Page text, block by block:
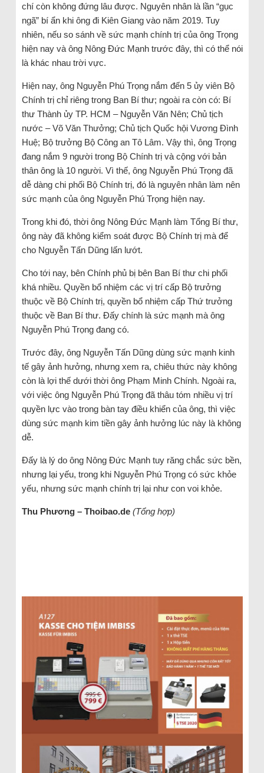
chí còn không đứng lâu được. Nguyên nhân là lần “gục
ngã” bí ẩn khi ông đi Kiên Giang vào năm 2019. Tuy
nhiên, nếu so sánh về sức mạnh chính trị của ông Trọng
hiện nay và ông Nông Đức Mạnh trước đây, thì có thể nói
là khác nhau trời vực.
Hiện nay, ông Nguyễn Phú Trọng nắm đến 5 ủy viên Bộ
Chính trị chỉ riêng trong Ban Bí thư; ngoài ra còn có: Bí
thư Thành ủy TP. HCM – Nguyễn Văn Nên; Chủ tịch
nước – Võ Văn Thưởng; Chủ tịch Quốc hội Vương Đình
Huệ; Bộ trưởng Bộ Công an Tô Lâm. Vậy thì, ông Trọng
đang nắm 9 người trong Bộ Chính trị và cộng với bản
thân ông là 10 người. Vì thế, ông Nguyễn Phú Trọng đã
dễ dàng chi phối Bộ Chính trị, đó là nguyên nhân làm nên
sức mạnh của ông Nguyễn Phú Trọng hiện nay.
Trong khi đó, thời ông Nông Đức Mạnh làm Tổng Bí thư,
ông này đã không kiểm soát được Bộ Chính trị mà để
cho Nguyễn Tấn Dũng lấn lướt.
Cho tới nay, bên Chính phủ bị bên Ban Bí thư chi phối
khá nhiều. Quyền bổ nhiệm các vị trí cấp Bộ trưởng
thuộc về Bộ Chính trị, quyền bổ nhiệm cấp Thứ trưởng
thuộc về Ban Bí thư. Đấy chính là sức mạnh mà ông
Nguyễn Phú Trọng đang có.
Trước đây, ông Nguyễn Tấn Dũng dùng sức mạnh kinh
tế gây ảnh hưởng, nhưng xem ra, chiêu thức này không
còn là lợi thế dưới thời ông Phạm Minh Chính. Ngoài ra,
với việc ông Nguyễn Phú Trọng đã thâu tóm nhiều vị trí
quyền lực vào trong bàn tay điều khiển của ông, thì việc
dùng sức mạnh kim tiền gây ảnh hưởng lúc này là không
dễ.
Đấy là lý do ông Nông Đức Mạnh tuy răng chắc sức bền,
nhưng lại yếu, trong khi Nguyễn Phú Trọng có sức khỏe
yếu, nhưng sức mạnh chính trị lại như con voi khỏe.
Thu Phương – Thoibao.de(Tổng hợp)